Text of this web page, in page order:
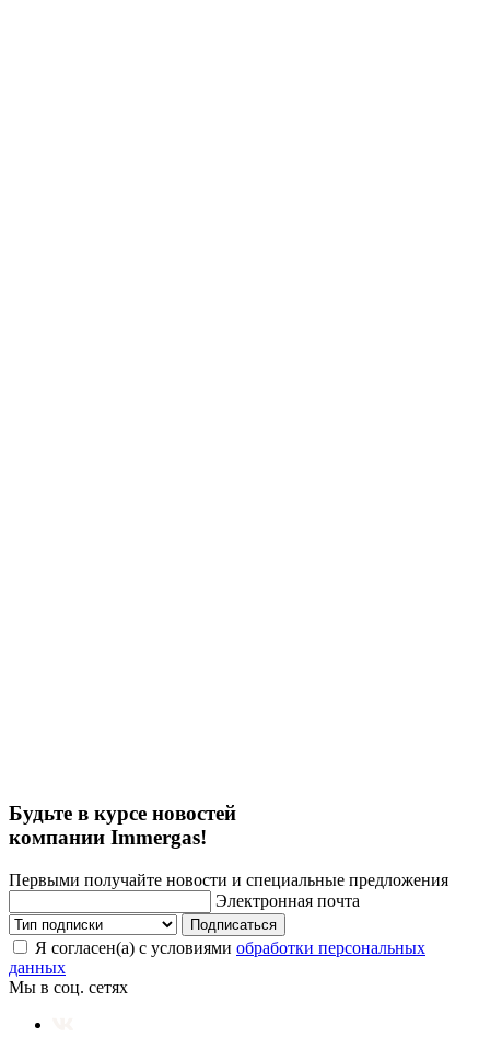
Будьте в курсе новостей
компании Immergas!
Первыми получайте новости и специальные предложения
Электронная почта
Подписаться
Я согласен(а) с условиями обработки персональных
данных
Мы в соц. сетях